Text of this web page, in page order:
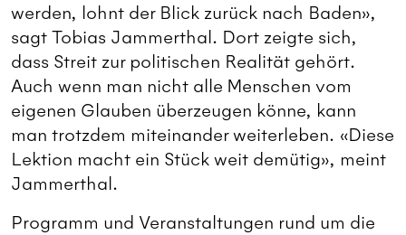
werden, lohnt der Blick zurück nach Baden»,
sagt Tobias Jammerthal. Dort zeigte sich,
dass Streit zur politischen Realität gehört.
Auch wenn man nicht alle Menschen vom
eigenen Glauben überzeugen könne, kann
man trotzdem miteinander weiterleben. «Diese
Lektion macht ein Stück weit demütig», meint
Jammerthal.
Programm und Veranstaltungen rund um die